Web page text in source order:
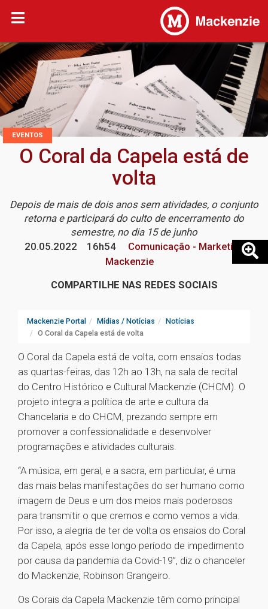
EVENTOS
O Coral da Capela está de
volta
Depois de mais de dois anos sem atividades, o conjunto
retorna e participará do culto de encerramento do
semestre, no dia 15 de junho
20.05.2022
16h54
Comunicação - Marketing
Mackenzie
COMPARTILHE NAS REDES SOCIAIS
Mackenzie Portal Mídias / Notícias
Notícias
O Coral da Capela está de volta
O Coral da Capela está de volta, com ensaios todas
as quartas-feiras, das 12h ao 13h, na sala de recital
do Centro Histórico e Cultural Mackenzie (CHCM). O
projeto integra a política de arte e cultura da
Chancelaria e do CHCM, prezando sempre em
promover a confessionalidade e desenvolver
programações e atividades culturais.
“A música, em geral, e a sacra, em particular, é uma
das mais belas manifestações do ser humano como
imagem de Deus e um dos meios mais poderosos
para transmitir o que cremos e como vemos a vida.
Por isso, a alegria de ter de volta os ensaios do Coral
da Capela, após esse longo período de impedimento
por causa da pandemia da Covid-19”, diz o chanceler
do Mackenzie, Robinson Grangeiro.
Os Corais da Capela Mackenzie têm como principal